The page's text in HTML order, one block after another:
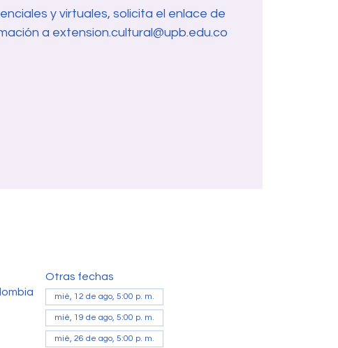
y virtuales, solicita el enlace de
a extension.cultural@upb.edu.co
Otras fechas
mié, 12 de ago, 5:00 p. m.
mié, 19 de ago, 5:00 p. m.
mié, 26 de ago, 5:00 p. m.